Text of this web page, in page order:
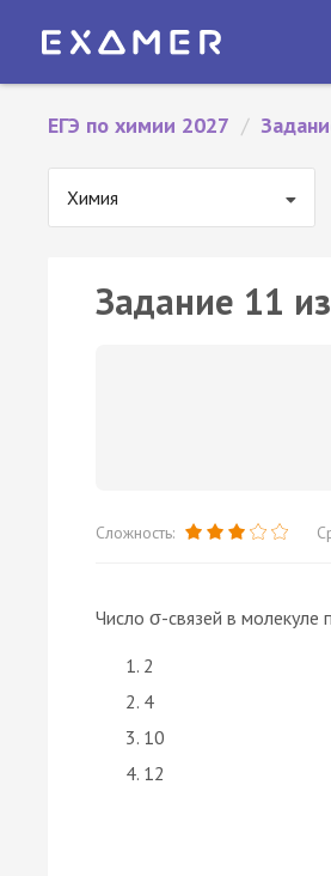
ЕГЭ по химии 2027 /
Химия
Задание 11
Сложность:
Число σ-связей в молекуле
2
4
10
12